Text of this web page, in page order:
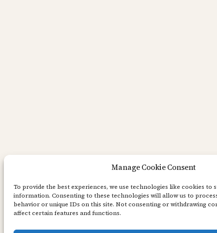
Manage Cookie Consent
To provide the best experiences, we use technologies like cookies to
information. Consenting to these technologies will allow us to
behavior or unique IDs on this site. Not consenting or withdrawing
affect certain features and functions.